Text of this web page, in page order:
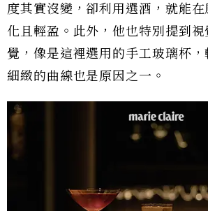
度其實沒變，卻利用選酒，就能
化且輕盈。此外，他也特別提到
覺，像是這裡選用的手工玻璃杯
細緻的曲線也是原因之一。